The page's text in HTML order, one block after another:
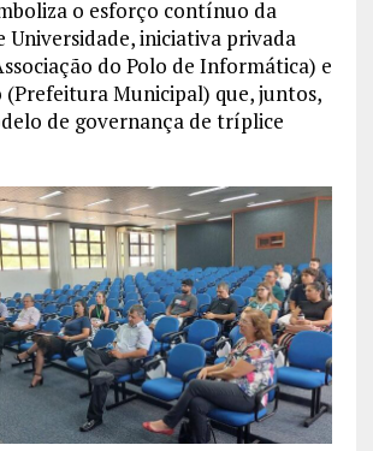
o esforço contínuo da
Universidade, iniciativa privada
do Polo de Informática) e
(Prefeitura Municipal) que, juntos,
de governança de tríplice